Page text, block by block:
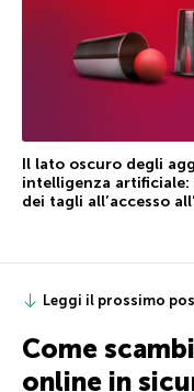
Il lato oscuro degli
intelligenza
dei tagli all’accesso
Leggi il prossimo
Come
online in